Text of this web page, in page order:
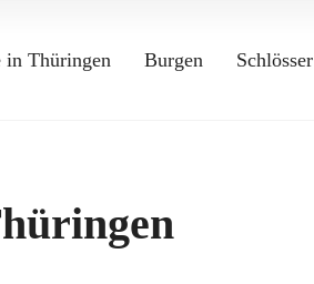
in Thüringen Burgen Schlösser